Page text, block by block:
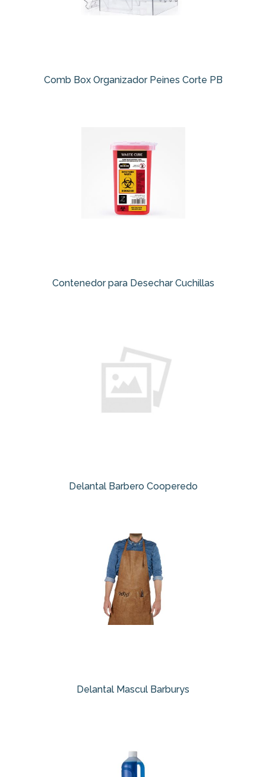
Comb Box Organizador Peines Corte PB
Contenedor para Desechar Cuchillas
Delantal Barbero Cooperedo
Delantal Mascul Barburys